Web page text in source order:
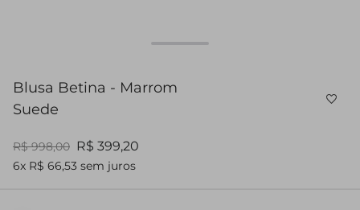
Blusa Betina - Marrom
Suede
R$ 998,00 R$ 399,20
6x R$ 66,53 sem juros